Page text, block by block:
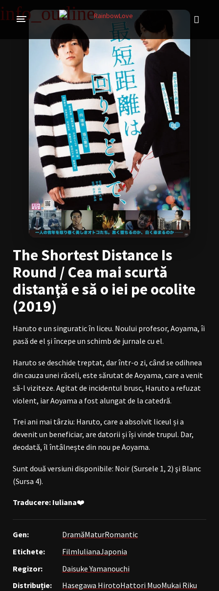
CINE SUNTEM?
ÎN LUCRU
PROIECTE
TRADUSE COMPLET GL (Girls' Love)
ANIME FILME
EMISIUNI
COLECȚII LGBTQ
BL Thailanda BL Coreea de Sud
BL Japonia BL Taiwan
Bromance / BL China BL Vietnam
BL Philipine Cupluri Mixte
LGBTQ+ NON-ASIA
RECOMANDĂRI PROIECTE
ALĂTURĂ-TE
Contul meu Ieși
The Shortest Distance Is
Round / Cea mai scurtă
distanţă e să o iei pe ocolite
(2019)
Haruto e un singuratic în liceu. Noului profesor, Aoyama, îi
pasă de el și începe un schimb de jurnale cu el.
Haruto se deschide treptat, dar într-o zi, când se odihnea
din cauza unei răceli, este sărutat de Aoyama, care a venit
să-l viziteze. Agitat de incidentul brusc, Haruto a refuzat
violent, iar Aoyama a fost alungat de la catedră.
Trei ani mai târziu: Haruto, care a absolvit liceul și a
devenit un beneficiar, are datorii și își vinde trupul. Dar,
deodată, îl întâlnește din nou pe Aoyama.
Sunt două versiuni disponibile: Noir (Sursele 1, 2) şi Blanc
(Sursa 4).
Traducere: Iuliana❤️
Gen: DramăMaturRomantic
Etichete:
FilmIulianaJaponia
Regizor:
Daisuke Yamanouchi
Distribuție:
Hasegawa HirotoHattori MuoMukai Riku